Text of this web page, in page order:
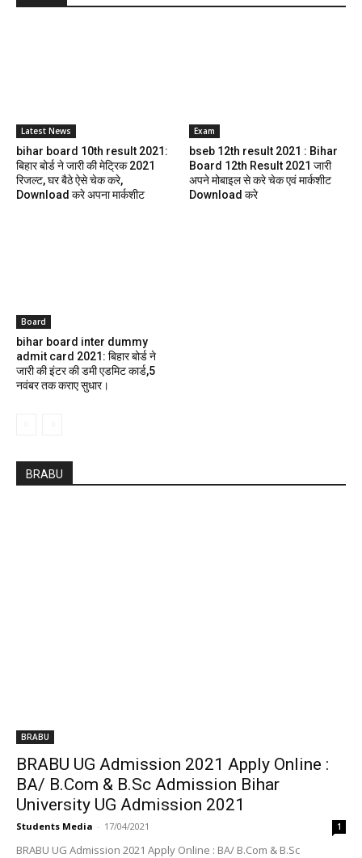
Latest News
bihar board 10th result 2021:
बिहार बोर्ड ने जारी की मेट्रिक 2021
रिजल्ट, घर बैठे ऐसे चेक करे,
Download करे अपना मार्कशीट
Exam
bseb 12th result 2021 : Bihar
Board 12th Result 2021 जारी
अपने मोबाइल से करे चेक एवं मार्कशीट
Download करे
Board
bihar board inter dummy
admit card 2021: बिहार बोर्ड ने
जारी की इंटर की डमी एडमिट कार्ड,5
नवंबर तक कराए सुधार।
BRABU
BRABU
BRABU UG Admission 2021 Apply Online :
BA/ B.Com & B.Sc Admission Bihar
University UG Admission 2021
Students Media - 17/04/2021 1
BRABU UG Admission 2021 Apply Online : BA/ B.Com & B.Sc